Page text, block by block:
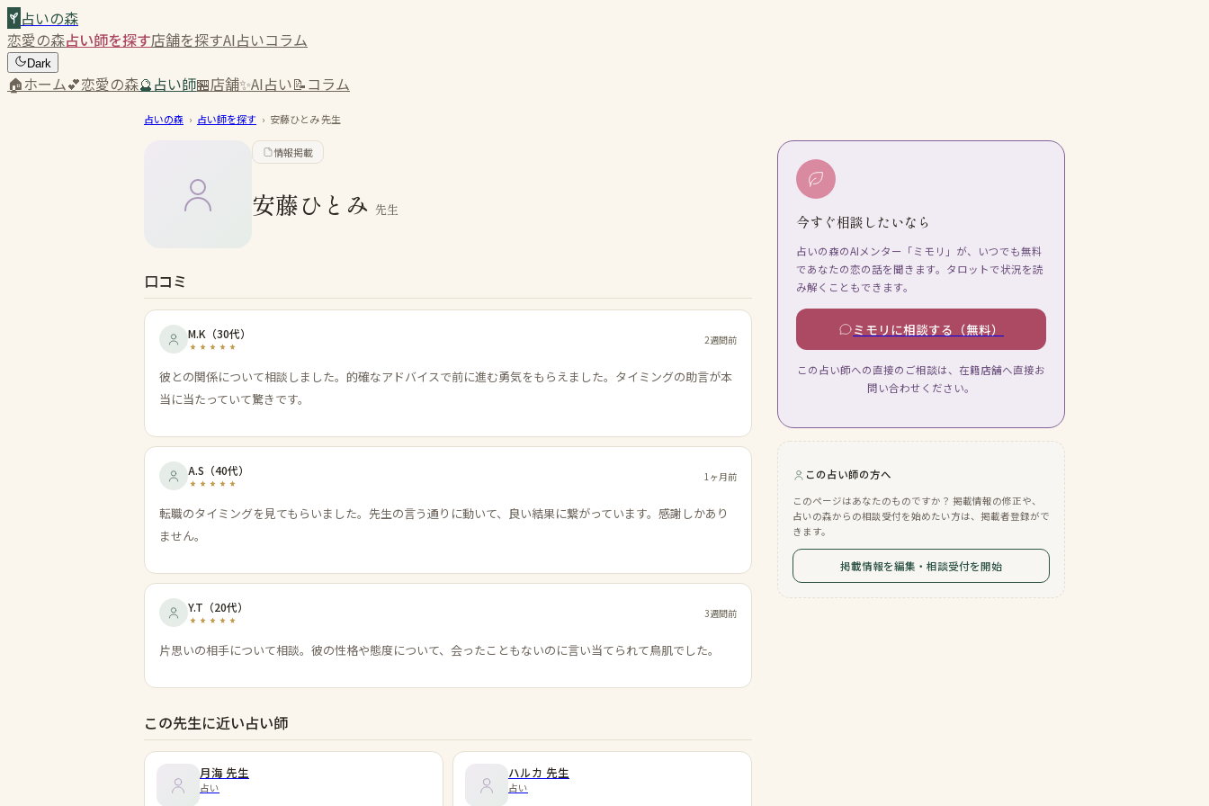
占いの森
恋愛の森占い師を探す店舗を探すAI占いコラム
Dark
🏠ホーム💕恋愛の森🔮占い師🏪店舗✨AI占い📝コラム
占いの森 › 占い師を探す › 安藤ひとみ先生
情報掲載
安藤ひとみ 先生
口コミ
M.K （30代） 2週間前
彼との関係について相談しました。的確なアドバイスで前に進む勇気をもらえました。タイミングの助言が本
当に当たっていて驚きです。
A.S （40代） 1ヶ月前
転職のタイミングを見てもらいました。先生の言う通りに動いて、良い結果に繋がっています。感謝しかあり
ません。
Y.T （20代） 3週間前
片思いの相手について相談。彼の性格や態度について、会ったこともないのに言い当てられて鳥肌でした。
この先生に近い占い師
月海 先生
占い
ハルカ 先生
占い
今すぐ相談したいなら
占いの森のAIメンター「ミモリ」が、いつでも無料
であなたの恋の話を聞きます。タロットで状況を読
み解くこともできます。
ミモリに相談する（無料）
この占い師への直接のご相談は、在籍店舗へ直接お
問い合わせください。
この占い師の方へ
このページはあなたのものですか？ 掲載情報の修正や、
占いの森からの相談受付を始めたい方は、掲載者登録がで
きます。
掲載情報を編集・相談受付を開始